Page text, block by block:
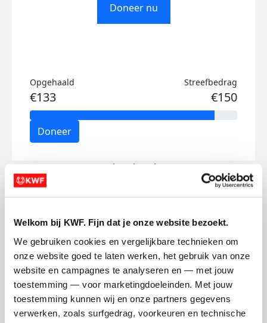
Welkom bij KWF. Fijn dat je onze website bezoekt.
We gebruiken cookies en vergelijkbare technieken om
onze website goed te laten werken, het gebruik van onze
website en campagnes te analyseren en — met jouw
toestemming — voor marketingdoeleinden. Met jouw
toestemming kunnen wij en onze partners gegevens
verwerken, zoals surfgedrag, voorkeuren en technische
Doneer nu
Opgehaald
€133
Streefbedrag
€150
Doneer
Derk's badges